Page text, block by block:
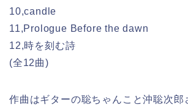
10,candle
11,Prologue Before the dawn
12,時を刻む詩
(全12曲)
作曲はギターの聡ちゃんこと沖聡次郎